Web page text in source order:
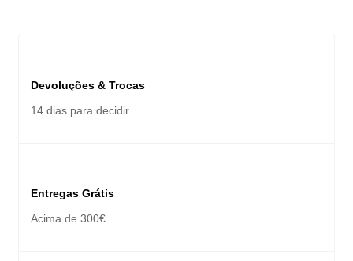
Devoluções & Trocas
14 dias para decidir
Entregas Grátis
Acima de 300€